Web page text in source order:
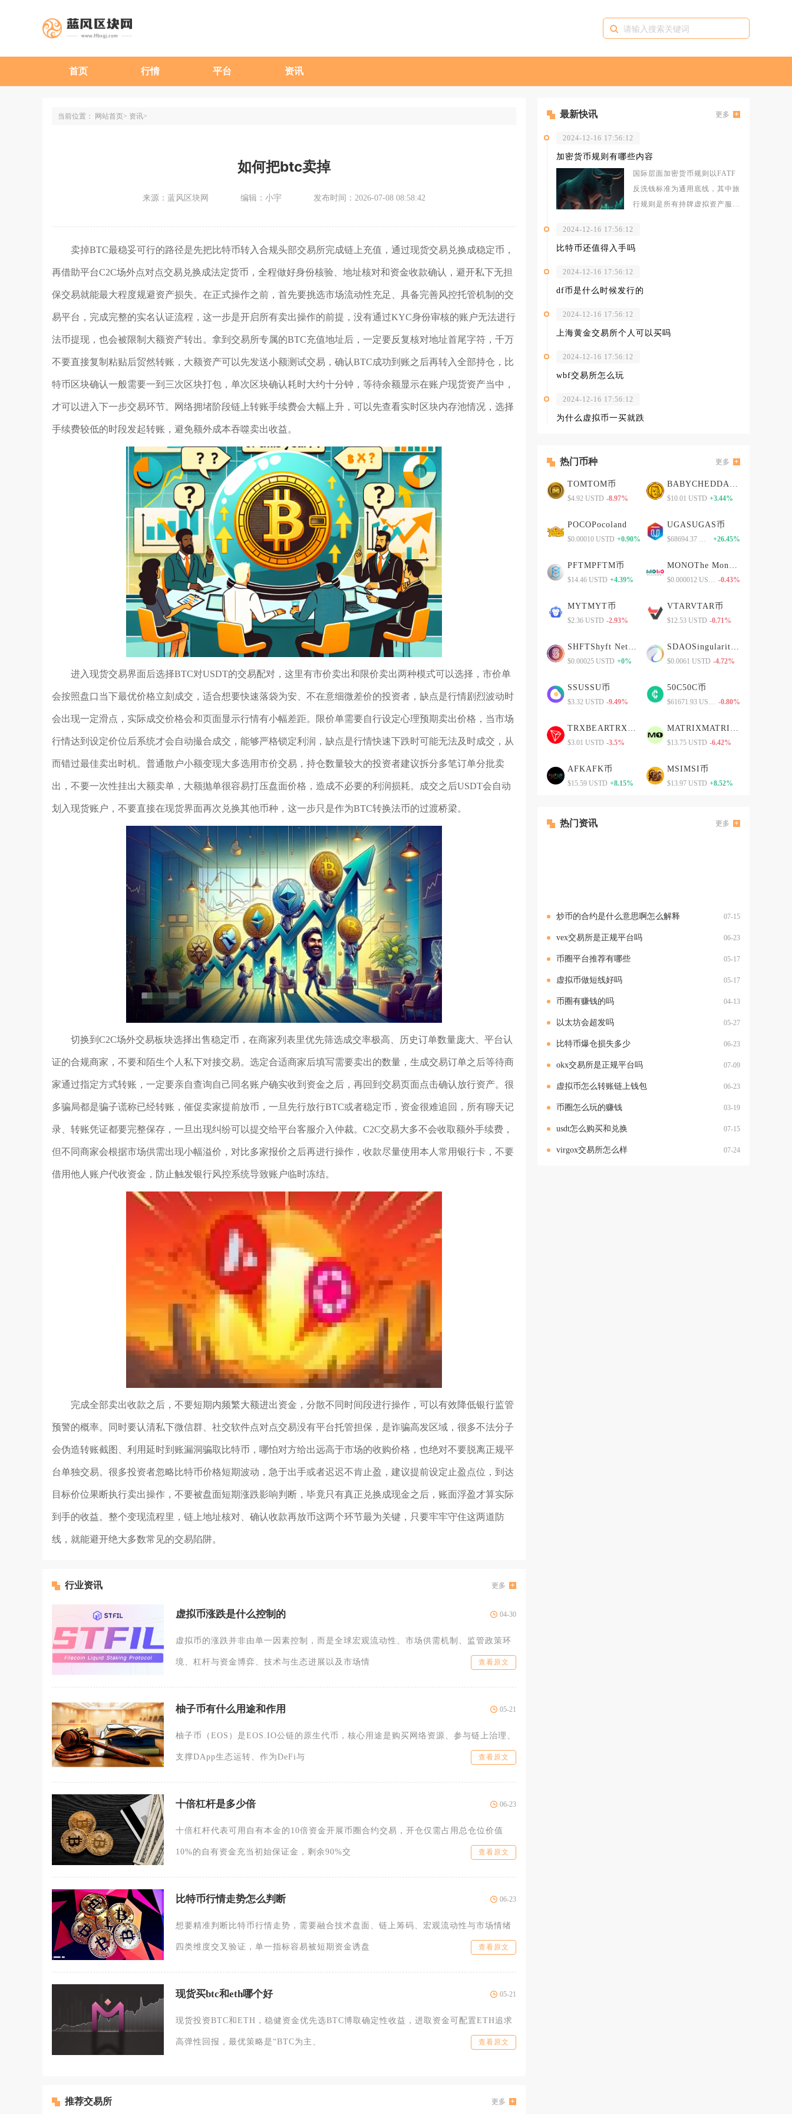
首页 行情 平台 资讯
当前位置： 网站首页 资讯
如何把btc卖掉
来源：蓝风区块网 编辑：小宇 发布时间：2026-07-08 08:58:42
卖掉BTC最稳妥可行的路径是先把比特币转入合规头部交易所完成链上充值，通过现货交易兑换成稳定币，
再借助平台C2C场外点对点交易兑换成法定货币，全程做好身份核验、地址核对和资金收款确认，避开私下无担
保交易就能最大程度规避资产损失。在正式操作之前，首先要挑选市场流动性充足、具备完善风控托管机制的交
易平台，完成完整的实名认证流程，这一步是开启所有卖出操作的前提，没有通过KYC身份审核的账户无法进行
法币提现，也会被限制大额资产转出。拿到交易所专属的BTC充值地址后，一定要反复核对地址首尾字符，千万
不要直接复制粘贴后贸然转账，大额资产可以先发送小额测试交易，确认BTC成功到账之后再转入全部持仓，比
特币区块确认一般需要一到三次区块打包，单次区块确认耗时大约十分钟，等待余额显示在账户现货资产当中，
才可以进入下一步交易环节。网络拥堵阶段链上转账手续费会大幅上升，可以先查看实时区块内存池情况，选择
手续费较低的时段发起转账，避免额外成本吞噬卖出收益。
进入现货交易界面后选择BTC对USDT的交易配对，这里有市价卖出和限价卖出两种模式可以选择，市价单
会按照盘口当下最优价格立刻成交，适合想要快速落袋为安、不在意细微差价的投资者，缺点是行情剧烈波动时
会出现一定滑点，实际成交价格会和页面显示行情有小幅差距。限价单需要自行设定心理预期卖出价格，当市场
行情达到设定价位后系统才会自动撮合成交，能够严格锁定利润，缺点是行情快速下跌时可能无法及时成交，从
而错过最佳卖出时机。普通散户小额变现大多选用市价交易，持仓数量较大的投资者建议拆分多笔订单分批卖
出，不要一次性挂出大额卖单，大额抛单很容易打压盘面价格，造成不必要的利润损耗。成交之后USDT会自动
划入现货账户，不要直接在现货界面再次兑换其他币种，这一步只是作为BTC转换法币的过渡桥梁。
切换到C2C场外交易板块选择出售稳定币，在商家列表里优先筛选成交率极高、历史订单数量庞大、平台认
证的合规商家，不要和陌生个人私下对接交易。选定合适商家后填写需要卖出的数量，生成交易订单之后等待商
家通过指定方式转账，一定要亲自查询自己同名账户确实收到资金之后，再回到交易页面点击确认放行资产。很
多骗局都是骗子谎称已经转账，催促卖家提前放币，一旦先行放行BTC或者稳定币，资金很难追回，所有聊天记
录、转账凭证都要完整保存，一旦出现纠纷可以提交给平台客服介入仲裁。C2C交易大多不会收取额外手续费，
但不同商家会根据市场供需出现小幅溢价，对比多家报价之后再进行操作，收款尽量使用本人常用银行卡，不要
借用他人账户代收资金，防止触发银行风控系统导致账户临时冻结。
完成全部卖出收款之后，不要短期内频繁大额进出资金，分散不同时间段进行操作，可以有效降低银行监管
预警的概率。同时要认清私下微信群、社交软件点对点交易没有平台托管担保，是诈骗高发区域，很多不法分子
会伪造转账截图、利用延时到账漏洞骗取比特币，哪怕对方给出远高于市场的收购价格，也绝对不要脱离正规平
台单独交易。很多投资者忽略比特币价格短期波动，急于出手或者迟迟不肯止盈，建议提前设定止盈点位，到达
目标价位果断执行卖出操作，不要被盘面短期涨跌影响判断，毕竟只有真正兑换成现金之后，账面浮盈才算实际
到手的收益。整个变现流程里，链上地址核对、确认收款再放币这两个环节最为关键，只要牢牢守住这两道防
线，就能避开绝大多数常见的交易陷阱。
行业资讯 更多
虚拟币涨跌是什么控制的 04-30
虚拟币的涨跌并非由单一因素控制，而是全球宏观流动性、市场供需机制、监管政策环
境、杠杆与资金博弈、技术与生态进展以及市场情 查看原文
柚子币有什么用途和作用 05-21
柚子币（EOS）是EOS.IO公链的原生代币，核心用途是购买网络资源、参与链上治理、
支撑DApp生态运转、作为DeFi与 查看原文
十倍杠杆是多少倍 06-23
十倍杠杆代表可用自有本金的10倍资金开展币圈合约交易，开仓仅需占用总仓位价值
10%的自有资金充当初始保证金，剩余90%交 查看原文
比特币行情走势怎么判断 06-23
想要精准判断比特币行情走势，需要融合技术盘面、链上筹码、宏观流动性与市场情绪
四类维度交叉验证，单一指标容易被短期资金诱盘 查看原文
现货买btc和eth哪个好 05-21
现货投资BTC和ETH，稳健资金优先选BTC博取确定性收益，进取资金可配置ETH追求
高弹性回报，最优策略是“BTC为主、 查看原文
推荐交易所 更多
最新快讯 更多
2024-12-16 17:56:12
加密货币规则有哪些内容
国际层面加密货币规则以FATF
反洗钱标准为通用底线，其中旅
行规则是所有持牌虚拟资产服务
2024-12-16 17:56:12
比特币还值得入手吗
2024-12-16 17:56:12
df币是什么时候发行的
2024-12-16 17:56:12
上海黄金交易所个人可以买吗
2024-12-16 17:56:12
wbf交易所怎么玩
2024-12-16 17:56:12
为什么虚拟币一买就跌
热门币种 更多
TOMTOM币
$4.92 USTD -8.97%
BABYCHEDDABABYCHEDDA币
$10.01 USTD +3.44%
POCOPocoland
$0.00010 USTD +0.90%
UGASUGAS币
$68694.37 USTD +26.45%
PFTMPFTM币
$14.46 USTD +4.39%
MONOThe Monopolist
$0.000012 USTD -0.43%
MYTMYT币
$2.36 USTD -2.93%
VTARVTAR币
$12.53 USTD -0.71%
SHFTShyft Network
$0.00025 USTD +0%
SDAOSingularityDAO
$0.0061 USTD -4.72%
SSUSSU币
$3.32 USTD -9.49%
50C50C币
$61671.93 USTD -0.80%
TRXBEARTRXBEAR币
$3.01 USTD -3.5%
MATRIXMATRIX币
$13.75 USTD -6.42%
AFKAFK币
$15.59 USTD +8.15%
MSIMSI币
$13.97 USTD +8.52%
热门资讯 更多
炒币的合约是什么意思啊怎么解释 07-15
vex交易所是正规平台吗 06-23
币圈平台推荐有哪些 05-17
虚拟币做短线好吗 05-17
币圈有赚钱的吗 04-13
以太坊会超发吗 05-27
比特币爆仓损失多少 06-23
okx交易所是正规平台吗 07-09
虚拟币怎么转账链上钱包 06-23
币圈怎么玩的赚钱 03-19
usdt怎么购买和兑换 07-15
virgox交易所怎么样 07-24